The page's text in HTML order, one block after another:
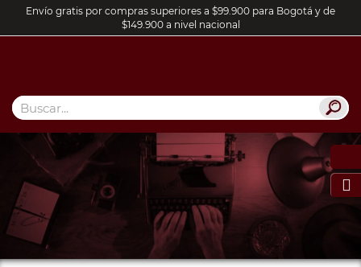
Envío gratis por compras superiores a $99.900 para Bogotá y de
$149.900 a nivel nacional
